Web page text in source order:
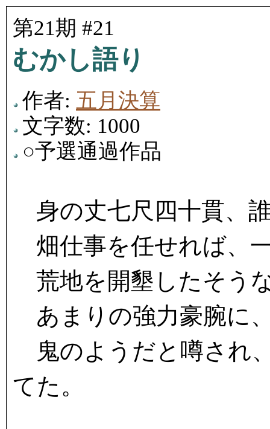
第21期 #21
むかし語り
作者: 五月決算
文字数: 1000
○予選通過作品
身の丈七尺四十貫、
畑仕事を任せれば、
荒地を開墾したそう
あまりの強力豪腕に
鬼のようだと噂され
てた。